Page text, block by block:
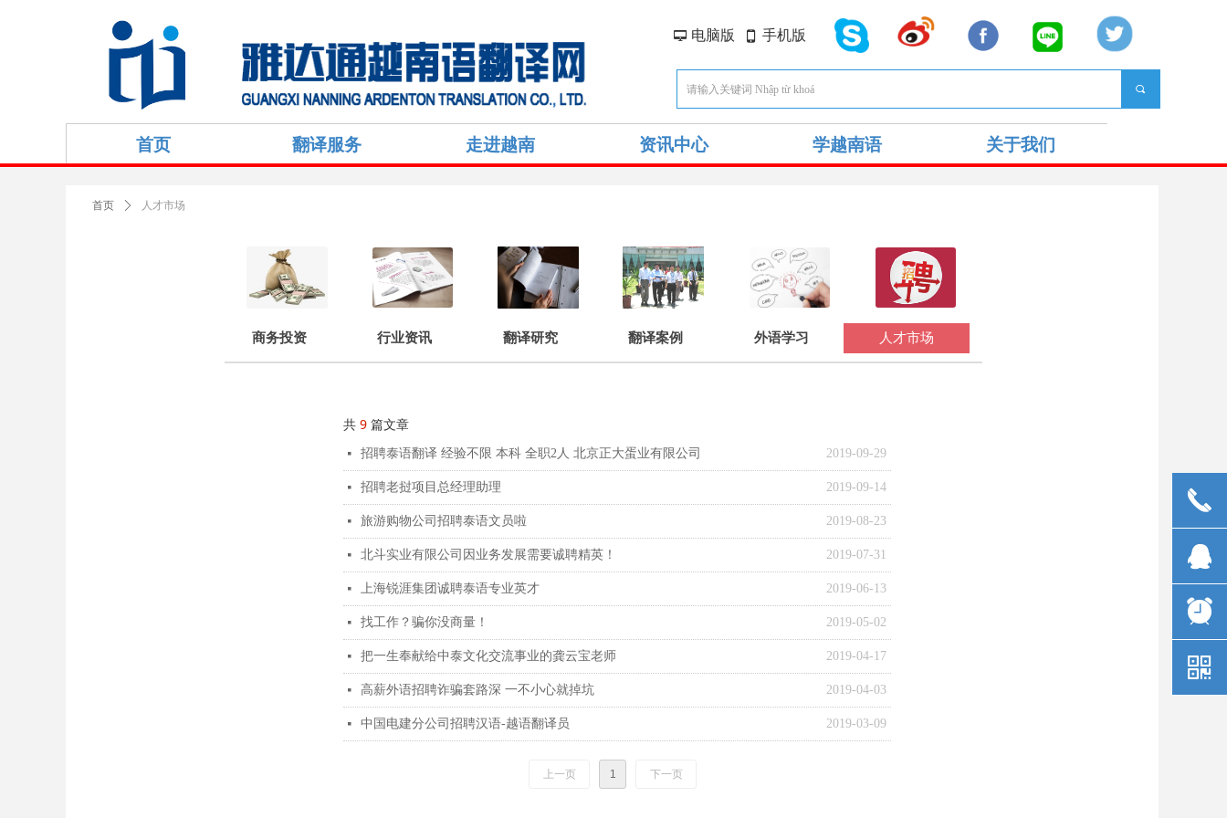
끠
首页 翻译服务 走进越南 资讯中心 学越南语 关于我们
넡 电脑版 넓 手机版
商务投资 行业资讯 翻译研究 翻译案例 外语学习 人才市场
首页 ꄲ 人才市场
共 9 篇文章
2019-09-29
넷 招聘泰语翻译 经验不限 本科 全职2人 北京正大蛋业有限公司
2019-09-14
넷 招聘老挝项目总经理助理
2019-08-23
넷 旅游购物公司招聘泰语文员啦
2019-07-31
넷 北斗实业有限公司因业务发展需要诚聘精英！
2019-06-13
넷 上海锐涯集团诚聘泰语专业英才
2019-05-02
넷 找工作？骗你没商量！
2019-04-17
넷 把一生奉献给中泰文化交流事业的龚云宝老师
2019-04-03
넷 高薪外语招聘诈骗套路深 一不小心就掉坑
2019-03-09
넷 中国电建分公司招聘汉语-越语翻译员
上一页 1 下一页
끅
뀩
뀥
낃